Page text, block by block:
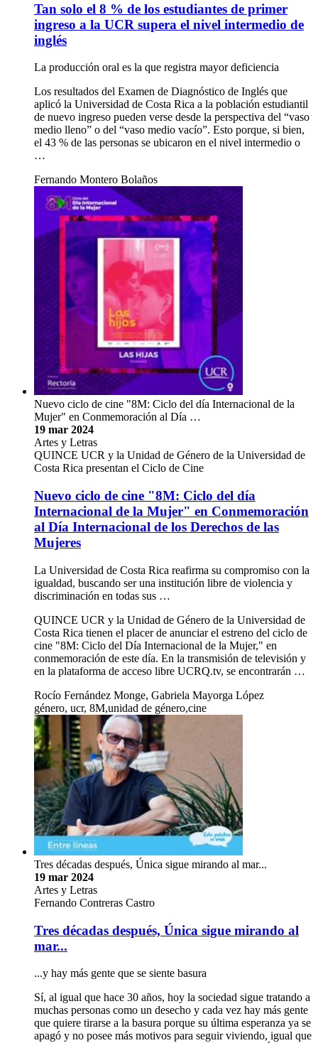
Tan solo el 8 % de los estudiantes de primer
ingreso a la UCR supera el nivel intermedio de
inglés
La producción oral es la que registra mayor deficiencia
Los resultados del Examen de Diagnóstico de Inglés que
aplicó la Universidad de Costa Rica a la población estudiantil
de nuevo ingreso pueden verse desde la perspectiva del “vaso
medio lleno” o del “vaso medio vacío”. Esto porque, si bien,
el 43 % de las personas se ubicaron en el nivel intermedio o
…
Fernando Montero Bolaños
Nuevo ciclo de cine "8M: Ciclo del día Internacional de la
Mujer" en Conmemoración al Día …
19 mar 2024
Artes y Letras
QUINCE UCR y la Unidad de Género de la Universidad de
Costa Rica presentan el Ciclo de Cine
Nuevo ciclo de cine "8M: Ciclo del día
Internacional de la Mujer" en Conmemoración
al Día Internacional de los Derechos de las
Mujeres
La Universidad de Costa Rica reafirma su compromiso con la
igualdad, buscando ser una institución libre de violencia y
discriminación en todas sus …
QUINCE UCR y la Unidad de Género de la Universidad de
Costa Rica tienen el placer de anunciar el estreno del ciclo de
cine "8M: Ciclo del Día Internacional de la Mujer," en
conmemoración de este día. En la transmisión de televisión y
en la plataforma de acceso libre UCRQ.tv, se encontrarán …
Rocío Fernández Monge, Gabriela Mayorga López
género, ucr, 8M,unidad de género,cine
Tres décadas después, Única sigue mirando al mar...
19 mar 2024
Artes y Letras
Fernando Contreras Castro
Tres décadas después, Única sigue mirando al
mar...
...y hay más gente que se siente basura
Sí, al igual que hace 30 años, hoy la sociedad sigue tratando a
muchas personas como un desecho y cada vez hay más gente
que quiere tirarse a la basura porque su última esperanza ya se
apagó y no posee más motivos para seguir viviendo, igual que